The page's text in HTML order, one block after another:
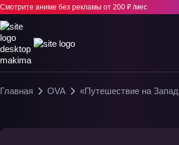
Смотрите аниме без рекламы от 200 ₽ /мес
Главная OVA «Путешествие на